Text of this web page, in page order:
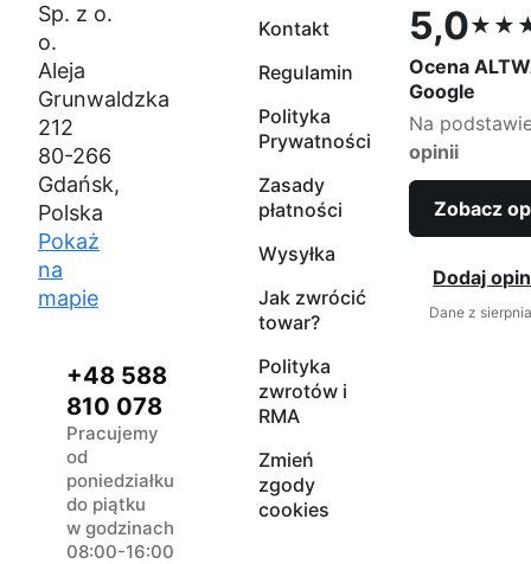
Sp. z o.
o.
Aleja
Grunwaldzka
212
80-266
Gdańsk,
Polska
Pokaż
na
mapie
+48 588
810 078
Pracujemy
od
poniedziałku
do piątku
w godzinach
08:00-16:00
Kontakt
Regulamin
Polityka
Prywatności
Zasady
płatności
Wysyłka
Jak zwrócić
towar?
Polityka
zwrotów i
RMA
Zmień
zgody
cookies
5,0
Ocena 5,0
Ocena
Google
Na
opinii
Zobacz
Dodaj
Dane z